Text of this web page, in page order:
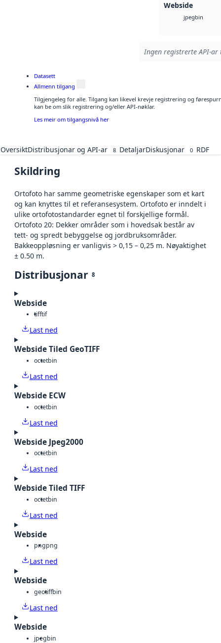
Webside
jpegbin
Ingen registrerte API-
Datasett
Allmenn tilgang
Tilgjengeleg for alle. Tilgang kan likevel krevje registrering og
kan be om slik registrering og/eller API-nøklar.
Les meir om tilgangsnivå her
OversiktDistribusjonar og API-ar 8 DetaljarDiskusjonar 0 RDF
Skildring
Ortofoto har samme geometriske egenskaper som et kart
og kan knyttes til et referansesystem. Ortofoto er inndelt i
ulike ortofotostandarder egnet til forskjellige formål.
Ortofoto 20: Dekker områder som i hovedsak består av
tett- og spredt bebyggelse og jordbruksområder.
Bakkeoppløsning er vanligvis > 0,15 – 0,25 m. Nøyaktighet
± 0.50 m.
Distribusjonar 8
Webside
tifftif
Last ned
Webside Tiled GeoTIFF
octetbin
Last ned
Webside ECW
octetbin
Last ned
Webside Jpeg2000
octetbin
Last ned
Webside Tiled TIFF
octetbin
Last ned
Webside
pngpng
Last ned
Webside
geotiffbin
Last ned
Webside
jpegbin